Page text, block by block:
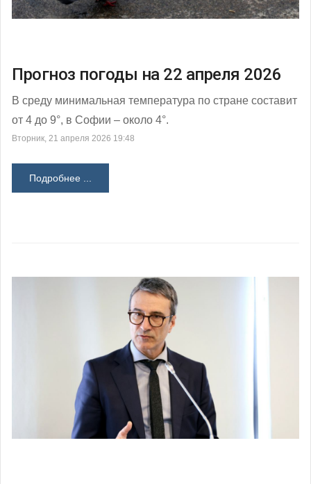
Прогноз погоды на 22 апреля 2026
В среду минимальная температура по стране составит
от 4 до 9°, в Софии – около 4°.
Вторник, 21 апреля 2026 19:48
Подробнее ...